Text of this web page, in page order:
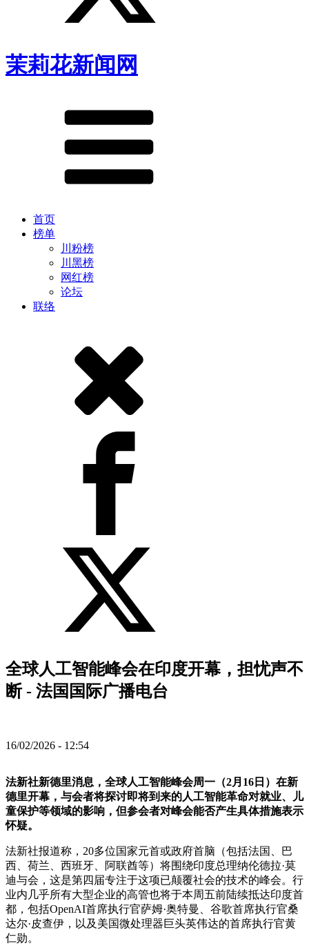
茉莉花新闻网
首页
榜单
川粉榜
川黑榜
网红榜
论坛
联络
全球人工智能峰会在印度开幕，担忧声不
断 - 法国国际广播电台
16/02/2026 - 12:54
法新社新德里消息，全球人工智能峰会周一（2月16日）在新
德里开幕，与会者将探讨即将到来的人工智能革命对就业、儿
童保护等领域的影响，但参会者对峰会能否产生具体措施表示
怀疑。
法新社报道称，20多位国家元首或政府首脑（包括法国、巴
西、荷兰、西班牙、阿联酋等）将围绕印度总理纳伦德拉·莫
迪与会，这是第四届专注于这项已颠覆社会的技术的峰会。行
业内几乎所有大型企业的高管也将于本周五前陆续抵达印度首
都，包括OpenAI首席执行官萨姆·奥特曼、谷歌首席执行官桑
达尔·皮查伊，以及美国微处理器巨头英伟达的首席执行官黄
仁勋。